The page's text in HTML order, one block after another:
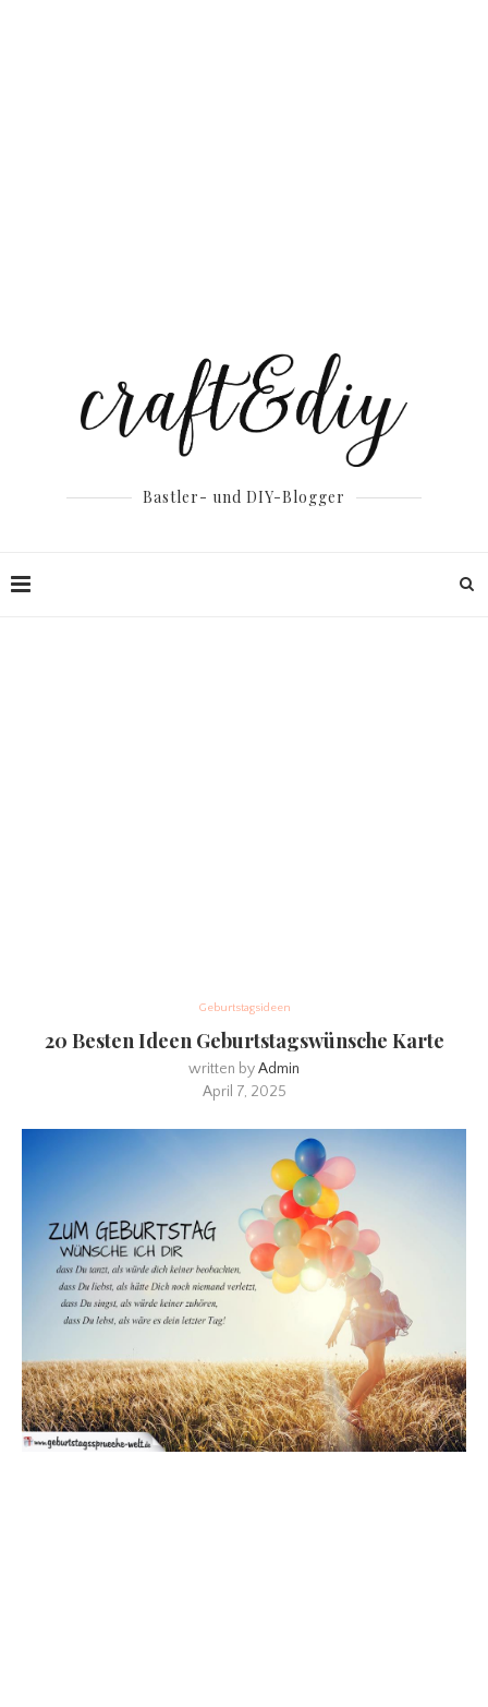
Bastler- und DIY-Blogger
Geburtstagsideen
20 Besten Ideen Geburtstagswünsche Karte
written byAdmin
April 7, 2025